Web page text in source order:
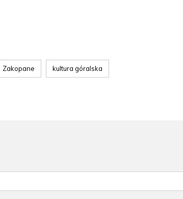
Zakopane kultura góralska